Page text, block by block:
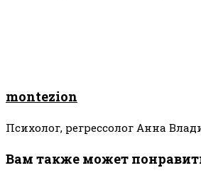
montezion
Психолог, регрессолог Анна
Вам также может